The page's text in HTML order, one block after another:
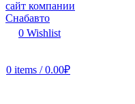
0 Wishlist
0 items / 0.00₽